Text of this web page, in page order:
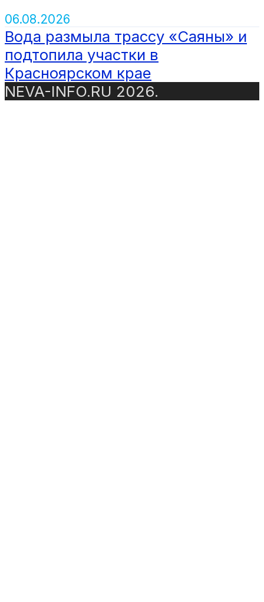
06.08.2026
Вода размыла трассу «Саяны» и
подтопила участки в
Красноярском крае
NEVA-INFO.RU 2026.